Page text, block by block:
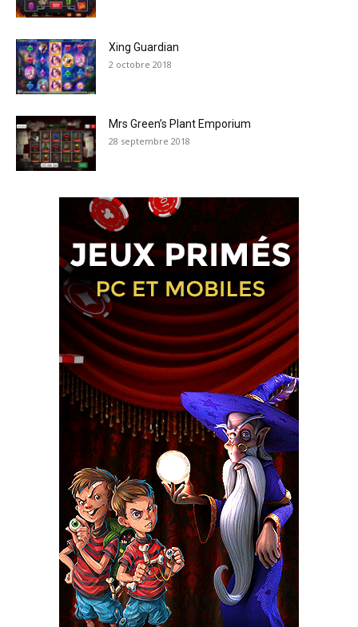
Xing Guardian
2 octobre 2018
Mrs Green’s Plant Emporium
28 septembre 2018